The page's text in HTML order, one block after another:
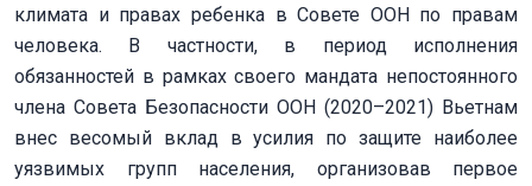
климата и правах ребенка в Совете ООН по правам
человека. В частности, в период исполнения
обязанностей в рамках своего мандата непостоянного
члена Совета Безопасности ООН (2020–2021) Вьетнам
внес весомый вклад в усилия по защите наиболее
уязвимых групп населения, организовав первое